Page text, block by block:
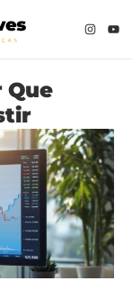
Que